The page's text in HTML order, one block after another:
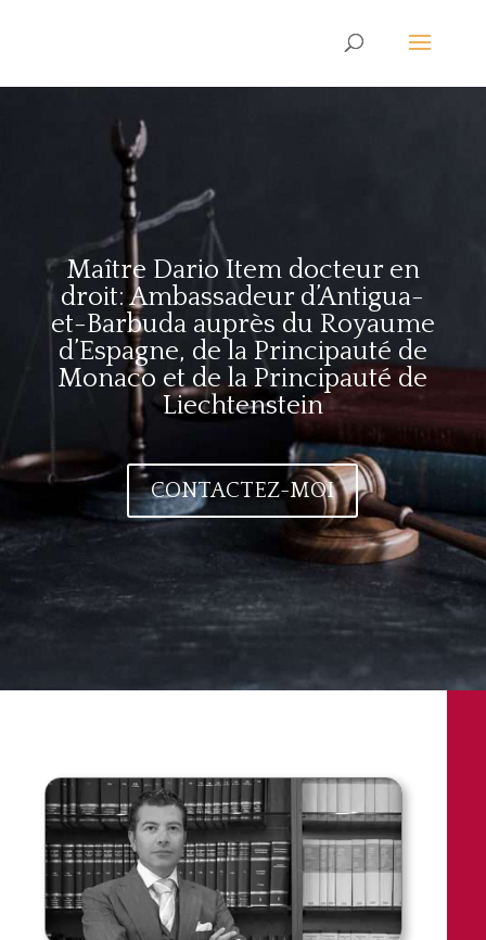
Maître Dario Item docteur en
droit: Ambassadeur d’Antigua-
et-Barbuda auprès du Royaume
d’Espagne, de la Principauté de
Monaco et de la Principauté de
Liechtenstein
CONTACTEZ-MOI